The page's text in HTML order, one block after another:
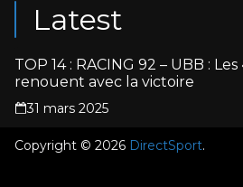
Latest
TOP 14 : RACING 92 – UBB :
renouent avec la victoire
31 mars 2025
Copyright © 2026 DirectSport.